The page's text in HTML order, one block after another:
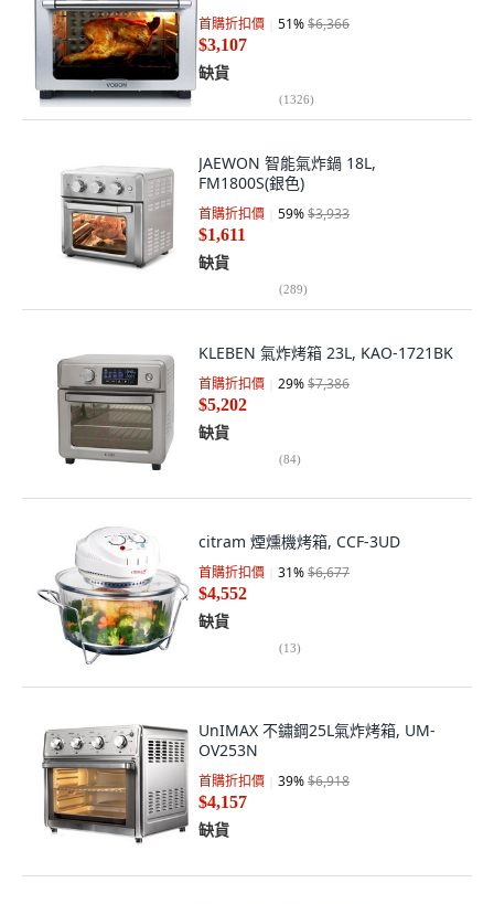
首購折扣價 51%$6,366
$3,107
缺貨
(1326)
JAEWON 智能氣炸鍋 18L,
FM1800S(銀色)
首購折扣價 59%$3,933
$1,611
缺貨
(289)
KLEBEN 氣炸烤箱 23L, KAO-1721BK
首購折扣價 29%$7,386
$5,202
缺貨
(84)
citram 煙燻機烤箱, CCF-3UD
首購折扣價 31%$6,677
$4,552
缺貨
(13)
UnIMAX 不鏽鋼25L氣炸烤箱, UM-
OV253N
首購折扣價 39%$6,918
$4,157
缺貨